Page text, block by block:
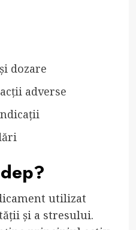
dozare
adverse
utilizat
și a stresului.